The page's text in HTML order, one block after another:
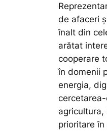
de afaceri
înalt din
arătat
cooperare
în domenii
energia,
agricultura,
prioritare în